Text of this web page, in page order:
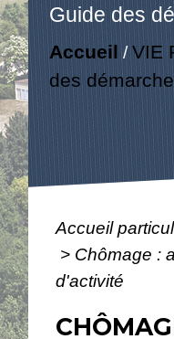
Guide des
Accueil /VIE
des
Accueil
> Chômage :
d'activité